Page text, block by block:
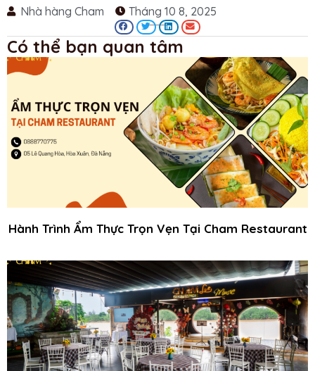
Nhà hàng Cham Tháng 10 8, 2025
Có thể bạn quan tâm
Hành Trình Ẩm Thực Trọn Vẹn Tại Cham Restaurant